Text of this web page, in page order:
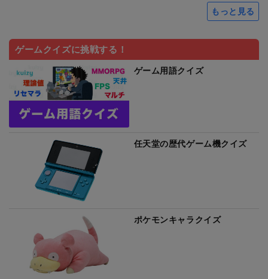
もっと見る
ゲームクイズに挑戦する！
ゲーム用語クイズ
任天堂の歴代ゲーム機クイズ
ポケモンキャラクイズ